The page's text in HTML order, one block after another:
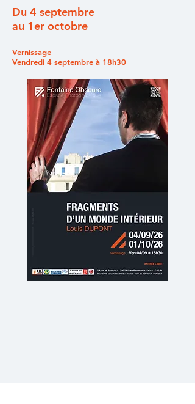
Du 4 septembre
au 1er octobre
Vernissage
Vendredi 4 septembre à 18h30